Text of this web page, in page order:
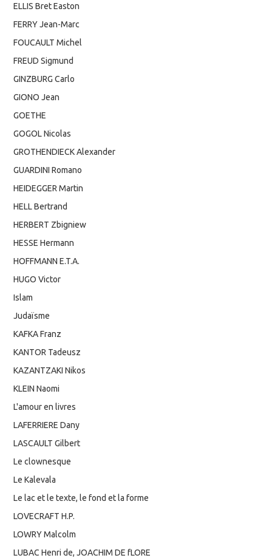
ELLIS Bret Easton
FERRY Jean-Marc
FOUCAULT Michel
FREUD Sigmund
GINZBURG Carlo
GIONO Jean
GOETHE
GOGOL Nicolas
GROTHENDIECK Alexander
GUARDINI Romano
HEIDEGGER Martin
HELL Bertrand
HERBERT Zbigniew
HESSE Hermann
HOFFMANN E.T.A.
HUGO Victor
Islam
Judaïsme
KAFKA Franz
KANTOR Tadeusz
KAZANTZAKI Nikos
KLEIN Naomi
L'amour en livres
LAFERRIERE Dany
LASCAULT Gilbert
Le clownesque
Le Kalevala
Le lac et le texte, le fond et la forme
LOVECRAFT H.P.
LOWRY Malcolm
LUBAC Henri de, JOACHIM DE fLORE